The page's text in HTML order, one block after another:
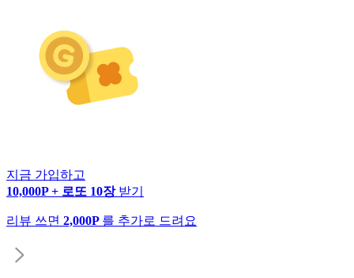
지금 가입하고
10,000P + 로또 10장 받기
리뷰 쓰면 2,000P 를 추가로 드려요